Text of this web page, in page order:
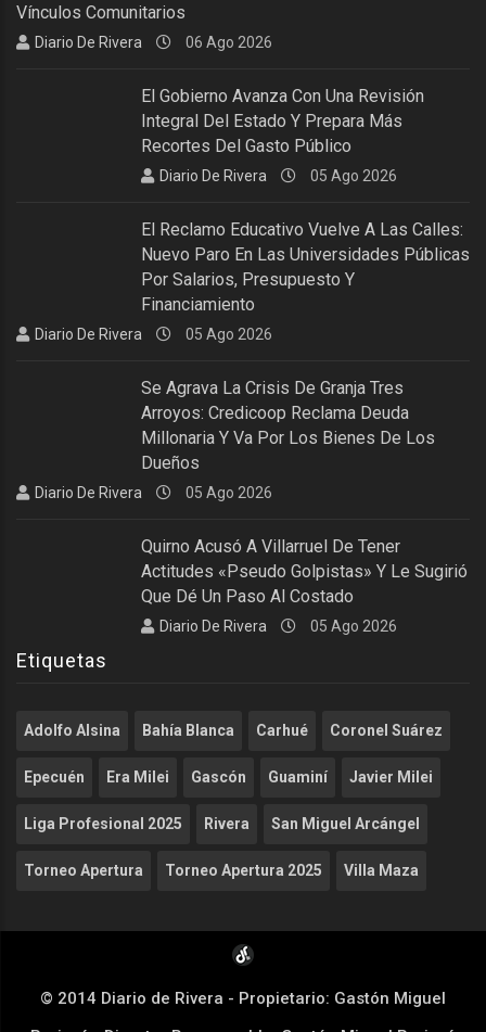
Vínculos Comunitarios
Diario De Rivera 06 Ago 2026
El Gobierno Avanza Con Una Revisión
Integral Del Estado Y Prepara Más
Recortes Del Gasto Público
Diario De Rivera 05 Ago 2026
El Reclamo Educativo Vuelve A Las Calles:
Nuevo Paro En Las Universidades Públicas
Por Salarios, Presupuesto Y
Financiamiento
Diario De Rivera 05 Ago 2026
Se Agrava La Crisis De Granja Tres
Arroyos: Credicoop Reclama Deuda
Millonaria Y Va Por Los Bienes De Los
Dueños
Diario De Rivera 05 Ago 2026
Quirno Acusó A Villarruel De Tener
Actitudes «pseudo Golpistas» Y Le Sugirió
Que Dé Un Paso Al Costado
Diario De Rivera 05 Ago 2026
Etiquetas
Adolfo Alsina Bahía Blanca Carhué Coronel Suárez
Epecuén Era Milei Gascón Guaminí Javier Milei
Liga Profesional 2025 Rivera San Miguel Arcángel
Torneo Apertura Torneo Apertura 2025 Villa Maza
© 2014 Diario de Rivera - Propietario: Gastón Miguel